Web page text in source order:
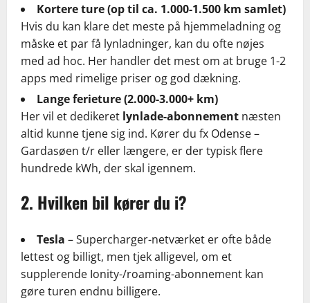
Kortere ture (op til ca. 1.000-1.500 km samlet)
Hvis du kan klare det meste på hjemmeladning og
måske et par få lynladninger, kan du ofte nøjes
med ad hoc. Her handler det mest om at bruge 1-2
apps med rimelige priser og god dækning.
Lange ferieture (2.000-3.000+ km)
Her vil et dedikeret lynlade-abonnement næsten
altid kunne tjene sig ind. Kører du fx Odense –
Gardasøen t/r eller længere, er der typisk flere
hundrede kWh, der skal igennem.
2. Hvilken bil kører du i?
Tesla – Supercharger-netværket er ofte både
lettest og billigt, men tjek alligevel, om et
supplerende Ionity-/roaming-abonnement kan
gøre turen endnu billigere.